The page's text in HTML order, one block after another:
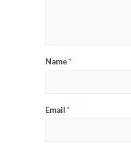
Name*
Email*